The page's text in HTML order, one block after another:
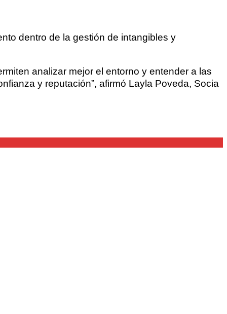
dentro de la gestión de intangibles y
analizar mejor el entorno y entender a las
y reputación”, afirmó Layla Poveda, Socia